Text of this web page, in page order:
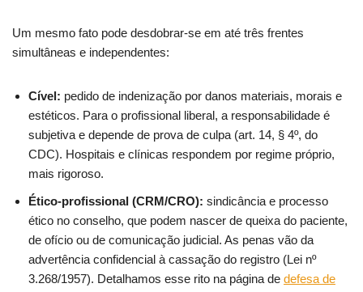
Um mesmo fato pode desdobrar-se em até três frentes
simultâneas e independentes:
Cível: pedido de indenização por danos materiais, morais e
estéticos. Para o profissional liberal, a responsabilidade é
subjetiva e depende de prova de culpa (art. 14, § 4º, do
CDC). Hospitais e clínicas respondem por regime próprio,
mais rigoroso.
Ético-profissional (CRM/CRO): sindicância e processo
ético no conselho, que podem nascer de queixa do paciente,
de ofício ou de comunicação judicial. As penas vão da
advertência confidencial à cassação do registro (Lei nº
3.268/1957). Detalhamos esse rito na página de defesa de